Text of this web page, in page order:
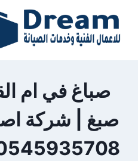
content
صباغ في ام
صبغ | شركة
0545935708 – خصم